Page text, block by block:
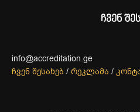
ჩვენ
info@accreditation.ge
ჩვენ შესახებ / რეკლამა /